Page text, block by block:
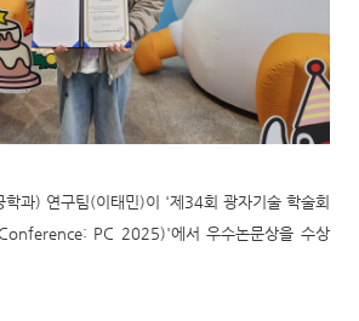
학과) 연구팀(이태민)이 '제 34회 광자기술 학술회
PC 2025)'에서 우수논문상을 수상